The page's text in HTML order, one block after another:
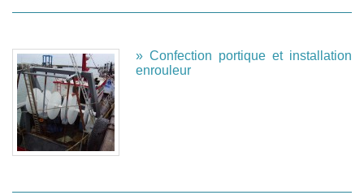
» Confection portique et installation
enrouleur